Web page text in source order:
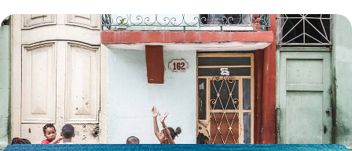
Cuba avec vos ados - La Havane, Viñales et la playa
Cuba kaléidoscopique : les rythmes de La Havane, les paysages dorés
de Viñales et les maisons coloniales de Trinidad
12 jours, de CHF 2700 à CHF 3700